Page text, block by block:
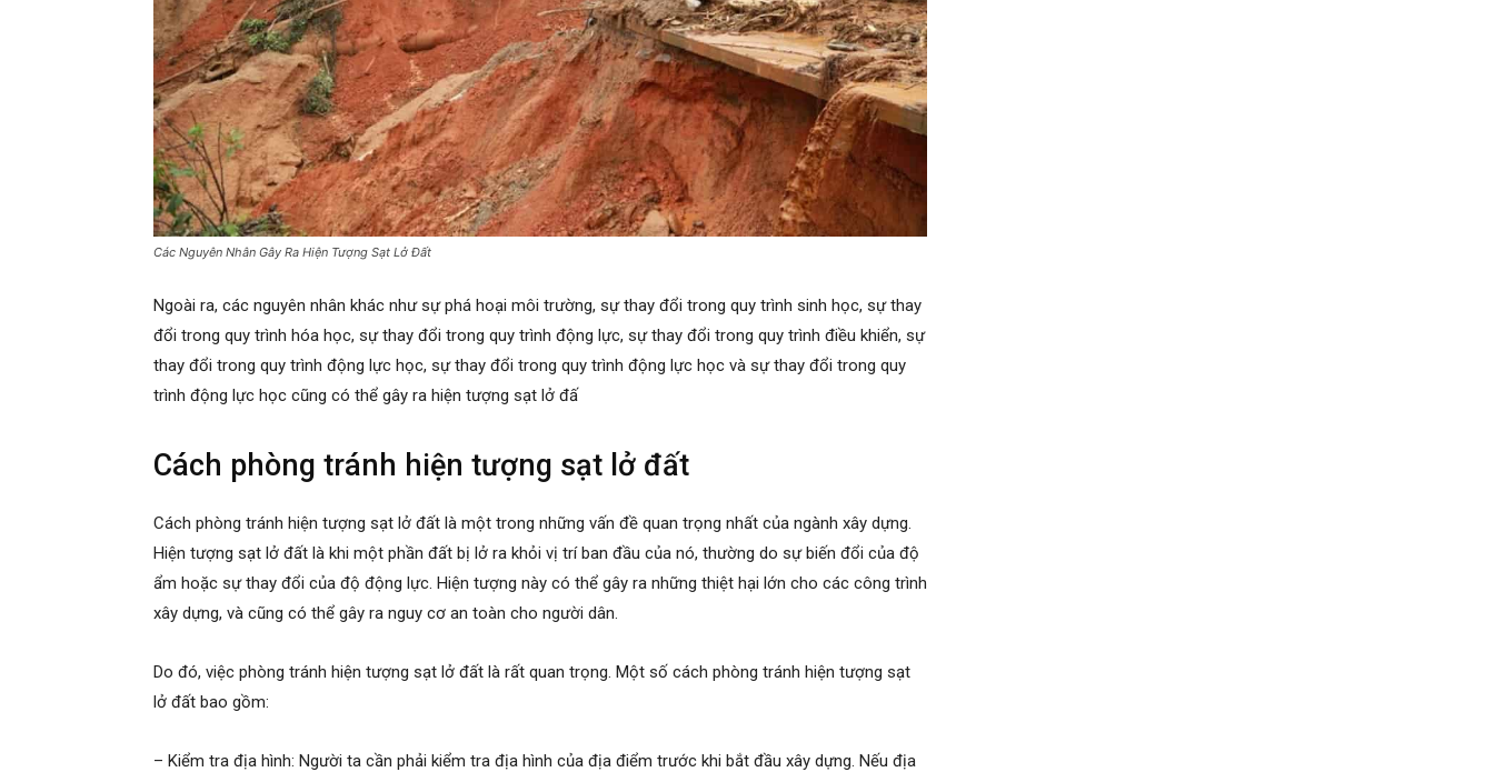
Các Nguyên Nhân Gây Ra Hiện Tượng Sạt Lở Đất
Ngoài ra, các nguyên nhân khác như sự phá hoại môi trường, sự thay đổi trong quy trình sinh học, sự thay
đổi trong quy trình hóa học, sự thay đổi trong quy trình động lực, sự thay đổi trong quy trình điều khiển, sự
thay đổi trong quy trình động lực học, sự thay đổi trong quy trình động lực học và sự thay đổi trong quy
trình động lực học cũng có thể gây ra hiện tượng sạt lở đấ
Cách phòng tránh hiện tượng sạt lở đất
Cách phòng tránh hiện tượng sạt lở đất là một trong những vấn đề quan trọng nhất của ngành xây dựng.
Hiện tượng sạt lở đất là khi một phần đất bị lở ra khỏi vị trí ban đầu của nó, thường do sự biến đổi của độ
ẩm hoặc sự thay đổi của độ động lực. Hiện tượng này có thể gây ra những thiệt hại lớn cho các công trình
xây dựng, và cũng có thể gây ra nguy cơ an toàn cho người dân.
Do đó, việc phòng tránh hiện tượng sạt lở đất là rất quan trọng. Một số cách phòng tránh hiện tượng sạt
lở đất bao gồm:
– Kiểm tra địa hình: Người ta cần phải kiểm tra địa hình của địa điểm trước khi bắt đầu xây dựng. Nếu địa